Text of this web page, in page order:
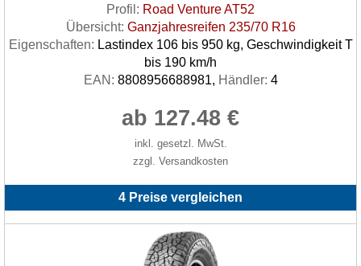
Profil: Road Venture AT52
Übersicht: Ganzjahresreifen 235/70 R16
Eigenschaften: Lastindex 106 bis 950 kg, Geschwindigkeit T
bis 190 km/h
EAN: 8808956688981, Händler: 4
ab 127.48 €
inkl. gesetzl. MwSt.
zzgl. Versandkosten
4 Preise vergleichen